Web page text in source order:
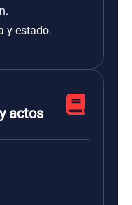
y estado.
actos